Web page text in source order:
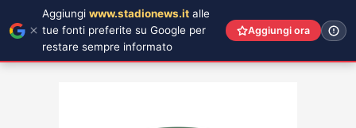
Aggiungi www.stadionews.it alle
tue fonti preferite su Google per
restare sempre informato
Aggiungi ora